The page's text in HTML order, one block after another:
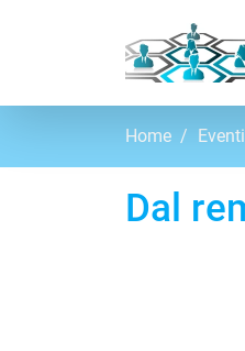
Home Eventi
Dal